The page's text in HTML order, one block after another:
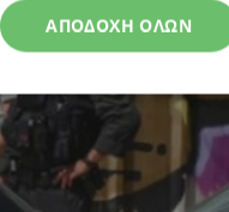
ΑΠΟΔΟΧΗ ΟΛΩΝ